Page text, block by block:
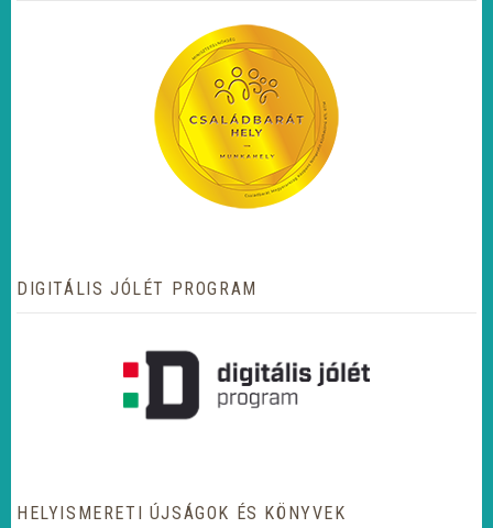
DIGITÁLIS JÓLÉT PROGRAM
HELYISMERETI ÚJSÁGOK ÉS KÖNYVEK